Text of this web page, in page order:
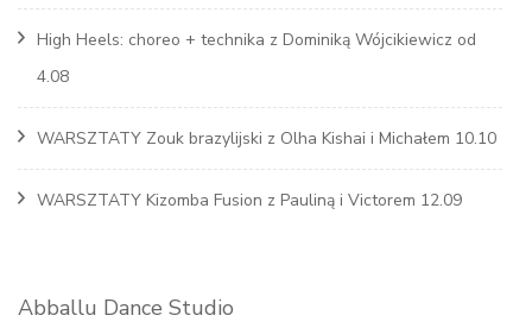
High Heels: choreo + technika z Dominiką Wójcikiewicz od
4.08
WARSZTATY Zouk brazylijski z Olha Kishai i Michałem 10.10
WARSZTATY Kizomba Fusion z Pauliną i Victorem 12.09
Abballu Dance Studio